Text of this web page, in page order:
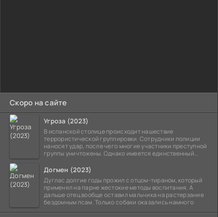
Скоро на сайте
Угроза (2023)
В испанской столице происходит нашествие
террористической группировки. Сотрудники полиции
наносят удар, после чего многие участники преступной
группы уничтожены. Однако имеется единственный
Догмен (2023)
Дуглас долгие годы прожил с отцом-тираном, который
применял на парне жестокие методы воспитания. А
дальше отец вообще оставил мальчика на растерзание
бездомным псам. Только собаки оказались намного